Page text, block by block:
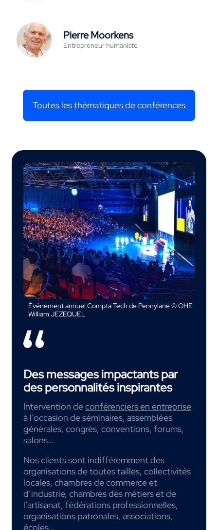
Pierre Moorkens
Entrepreneur humaniste
Toutes les thématiques de conférences
Événement annuel Compta Tech de Pennylane © OHE
William JEZEQUEL
Des messages impactants par
des personnalités inspirantes
Intervention deconférenciers en entreprise
à l’occasion de séminaires, assemblées
générales, congrès, conventions, forums,
salons…
Nos clients sont indifféremment des
organisations de toutes tailles, collectivités
locales, chambres de commerce et
d’industrie, chambres des métiers et de
l’artisanat, fédérations professionnelles,
organisations patronales, associations,
écoles…